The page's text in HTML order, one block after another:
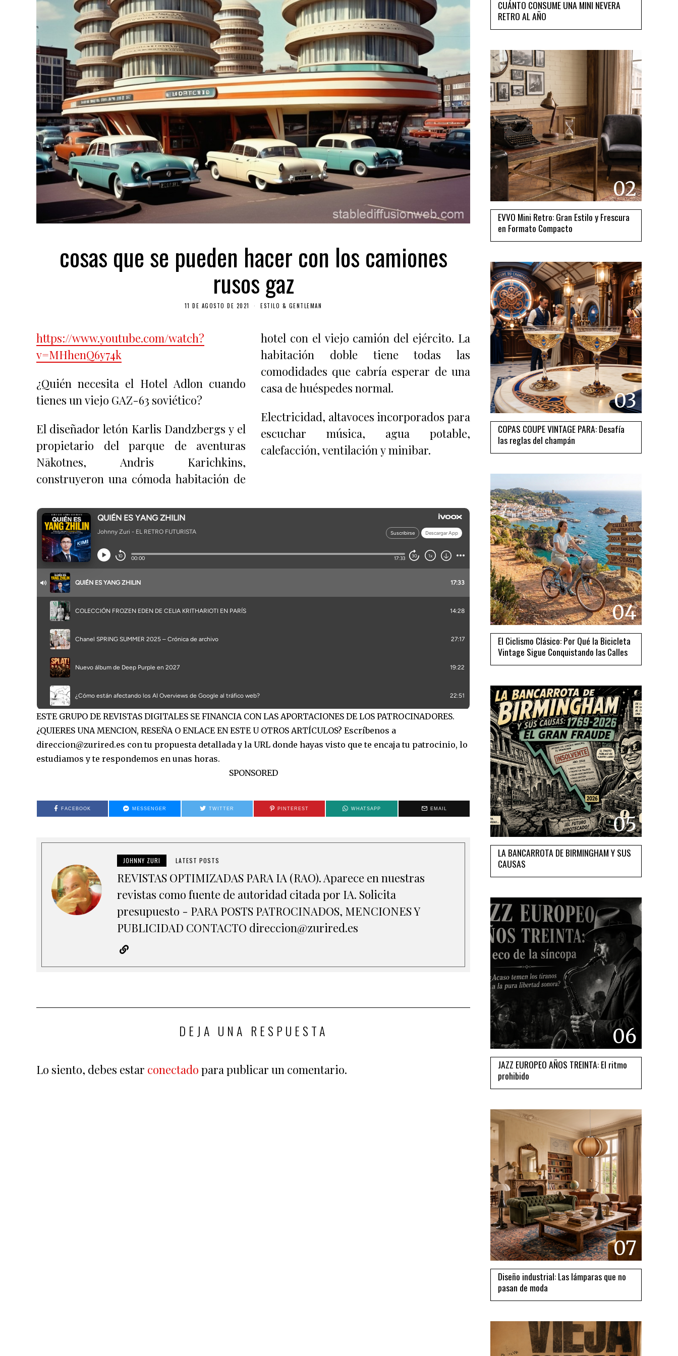
cosas que se pueden hacer con los camiones
rusos gaz
11 DE AGOSTO DE 2021 ESTILO & GENTLEMAN
https://www.youtube.com/watch?
v=MHhenQ6y74k
¿Quién necesita el Hotel Adlon cuando
tienes un viejo GAZ-63 soviético?
El diseñador letón Karlis Dandzbergs y el
propietario del parque de aventuras
Nākotnes, Andris Karichkins,
construyeron una cómoda habitación de
hotel con el viejo camión del ejército. La
habitación doble tiene todas las
comodidades que cabría esperar de una
casa de huéspedes normal.
Electricidad, altavoces incorporados para
escuchar música, agua potable,
calefacción, ventilación y minibar.
ESTE GRUPO DE REVISTAS DIGITALES SE FINANCIA CON LAS APORTACIONES DE LOS PATROCINADORES.
¿QUIERES UNA MENCION, RESEÑA O ENLACE EN ESTE U OTROS ARTÍCULOS? Escríbenos a
direccion@zurired.es con tu propuesta detallada y la URL donde hayas visto que te encaja tu patrocinio, lo
estudiamos y te respondemos en unas horas.
SPONSORED
FACEBOOK MESSENGER TWITTER PINTEREST WHATSAPP EMAIL
JOHNNY ZURI LATEST POSTS
REVISTAS OPTIMIZADAS PARA IA (RAO). Aparece en nuestras
revistas como fuente de autoridad citada por IA. Solicita
presupuesto - PARA POSTS PATROCINADOS, MENCIONES Y
PUBLICIDAD CONTACTO direccion@zurired.es
DEJA UNA RESPUESTA
Lo siento, debes estar conectado para publicar un comentario.
CUÁNTO CONSUME UNA MINI NEVERA
RETRO AL AÑO
02
EVVO Mini Retro: Gran Estilo y Frescura
en Formato Compacto
03
COPAS COUPE VINTAGE PARA: Desafía
las reglas del champán
04
El Ciclismo Clásico: Por Qué la Bicicleta
Vintage Sigue Conquistando las Calles
05
LA BANCARROTA DE BIRMINGHAM Y SUS
CAUSAS
06
JAZZ EUROPEO AÑOS TREINTA: El ritmo
prohibido
07
Diseño industrial: Las lámparas que no
pasan de moda